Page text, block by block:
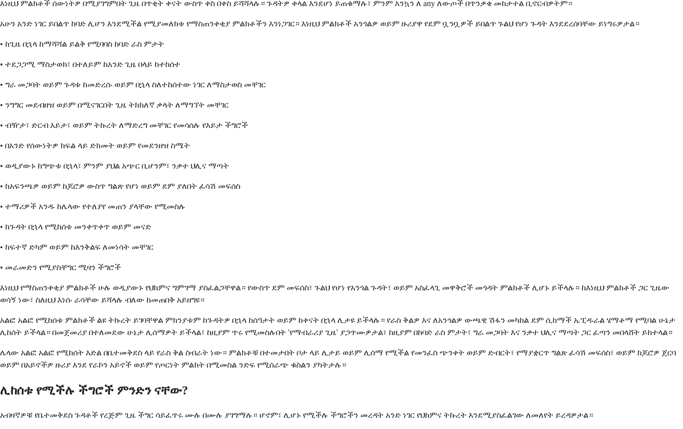
እነዚህ ምልክቶች ሰውነትዎ በሚያገግምበት ጊዜ በጥቂት ቀናት ውስጥ ቀስ በቀስ ይሻሻላሉ። ጉዳትዎ ቀላል እንደሆነ ይጠቁማሉ፣ ምንም እንኳን ለ any ለውጦች በጥንቃቄ መከታተል ቢኖርብዎትም።
አሁን አንድ ነገር ይበልጥ ከባድ ሊሆን እንደሚችል የሚያመለክቱ የማስጠንቀቂያ ምልክቶችን እንነጋገር። እነዚህ ምልክቶች አንጎልዎ ወይም ዙሪያዋ የደም ቧንቧዎች ይበልጥ ጉልህ የሆነ ጉዳት እንደደረሰባቸው ይነግሩዎታል።
• ከጊዜ በኋላ ከማሻሻል ይልቅ የሚባባስ ከባድ ራስ ምታት
• ተደጋጋሚ ማስታወክ፣ በተለይም ከአንድ ጊዜ በላይ ከተከሰተ
• ግራ መጋባት ወይም ጉዳቱ ከመድረሱ ወይም በኋላ ስለተከሰተው ነገር ለማስታወስ መቸገር
• ንግግር መደብዘዝ ወይም በሚናገርበት ጊዜ ትክክለኛ ቃላት ለማግኘት መቸገር
• ብዥታ፣ ድርብ እይታ፣ ወይም ትኩረት ለማድረግ መቸገር የመሳሰሉ የእይታ ችግሮች
• በአንድ የሰውነትዎ ክፍል ላይ ድክመት ወይም የመደንዘዝ ስሜት
• ወዲያውኑ ከግጭቱ በኋላ፣ ምንም ያህል አጭር ቢሆንም፣ ንቃተ ህሊና ማጣት
• ከአፍንጫዎ ወይም ከጆሮዎ ውስጥ ግልጽ የሆነ ወይም ደም ያለበት ፈሳሽ መፍሰስ
• ተማሪዎች አንዱ ከሌላው የተለያየ መጠን ያላቸው የሚመስሉ
• ከጉዳት በኋላ የሚከሰቱ መንቀጥቀጥ ወይም መናድ
• ከፍተኛ ድካም ወይም ከእንቅልፍ ለመነሳት መቸገር
• መራመድን የሚያስቸግር ሚዛን ችግሮች
እነዚህ የማስጠንቀቂያ ምልክቶች ሁሉ ወዲያውኑ የህክምና ግምገማ ያስፈልጋቸዋል። የውስጥ ደም መፍሰስ፣ ጉልህ የሆነ የአንጎል ጉዳት፣ ወይም አስፈላጊ መዋቅሮች መጎዳት ምልክቶች ሊሆኑ ይችላሉ። ከእነዚህ ምልክቶች ጋር ጊዜው
ወሳኝ ነው፣ ስለዚህ እነሱ ራሳቸው ይሻላሉ ብለው ከመጠበቅ አይዘግዩ።
አልፎ አልፎ የሚከሰቱ ምልክቶች ልዩ ትኩረት ይገባቸዋል ምክንያቱም ከጉዳትዎ በኋላ ከሰዓታት ወይም ከቀናት በኋላ ሊታዩ ይችላሉ። የራስ ቅልዎ እና ለአንጎልዎ ውጫዊ ሽፋን መካከል ደም ሲከማች ኤፒዱራል ሄማቶማ የሚባል ሁኔታ
ሊከሰት ይችላል። በመጀመሪያ በተለመደው ሁኔታ ሊሰማዎት ይችላል፣ ከዚያም ጥሩ የሚመስሉበት 'የማብራሪያ ጊዜ' ያጋጥሙዎታል፣ ከዚያም በከባድ ራስ ምታት፣ ግራ መጋባት እና ንቃተ ህሊና ማጣት ጋር ፈጣን መበላሸት ይከተላል።
ሌላው አልፎ አልፎ የሚከሰት እድል በቤተመቅደስ ላይ የራስ ቅል ስብራት ነው። ምልክቶቹ በተመታበት ቦታ ላይ ሊታይ ወይም ሊሰማ የሚችል የመንፈስ ጭንቀት ወይም ድብርት፣ የማያቋርጥ ግልጽ ፈሳሽ መፍሰስ፣ ወይም ከጆሮዎ ጀርባ
ወይም በአይኖችዎ ዙሪያ እንደ የራኮን አይኖች ወይም የጦርነት ምልክት በሚመስል ንድፍ የሚሰራጭ ቁስልን ያካትታሉ።
ሊከሰቱ የሚችሉ ችግሮች ምንድን ናቸው?
አብዛኛዎቹ የቤተመቅደስ ጉዳቶች የረጅም ጊዜ ችግር ሳይፈጥሩ ሙሉ በሙሉ ያገግማሉ። ሆኖም፣ ሊሆኑ የሚችሉ ችግሮችን መረዳት አንድ ነገር የህክምና ትኩረት እንደሚያስፈልገው ለመለየት ይረዳዎታል።